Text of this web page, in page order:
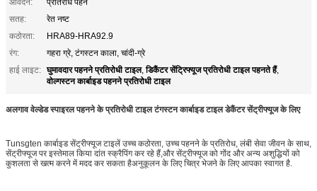
आवेदन:
प्रतिरोध पहन
सतह:
रेत नष्ट
कठोरता:
HRA89-HRA92.9
रंग:
गहरा ग्रे, टंगस्टन काला, चांदी-ग्रे
हाई लाइट: घुमावदार पहनने प्रतिरोधी टाइल,डिकैंटर सेंट्रिफ्यूज प्रतिरोधी टाइल पहनते हैं,
वोल्गस्टन कार्बाइड पहनने प्रतिरोधी टाइल
अलगाव वेल्डेड स्पाइरल पहनने के प्रतिरोधी टाइल टंगस्टन कार्बाइड टाइल डेकैंटर सेंट्रीफ्यूज के लिए
Tunsgten कार्बाइड सेंट्रीफ्यूज टाइलें उच्च कठोरता, उच्च पहनने के प्रतिरोध, लंबी सेवा जीवन के साथ,
सेंट्रीफ्यूज पर इस्तेमाल किया दांत स्क्रैपिंग कर रहे हैं,और सेंट्रीफ्यूज को गोंद और अन्य अशुद्धियों को
कुशलता से खत्म करने में मदद कर सकता हैअनुकूलन के लिए चित्र भेजने के लिए आपका स्वागत है.